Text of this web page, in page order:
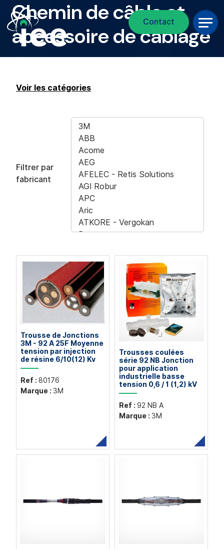
Aller au contenu principal
Contact
Fil d'Ariane
Chemin de câble et
accessoire de câblage
Voir les catégories
Filtrer par
fabricant
Trousse de Jonctions
3M - 92 A 25F Moyenne
tension par injection
de résine 6/10(12) Kv
Ref : 80176
Marque : 3M
Trousses coulées
série 92 NB Jonction
pour application
industrielle basse
tension 0,6 / 1 (1,2) kV
Ref : 92 NB A
Marque : 3M